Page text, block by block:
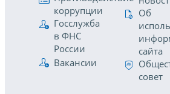
коррупции
Госслужба
в ФНС
России
Вакансии
Об
сайта
совет